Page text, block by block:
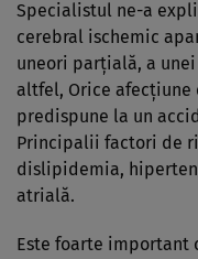
Specialistul ne-a
cerebral ischemic
uneori parțială, a
altfel, Orice afecțiune
predispune la un
Principalii factori de
dislipidemia,
atrială.
Este foarte important